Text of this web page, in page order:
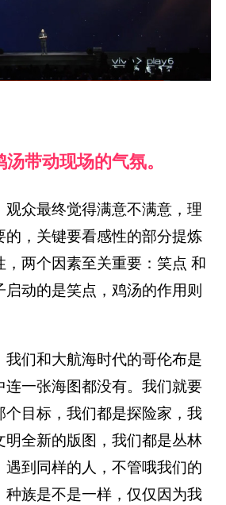
带动现场的气氛。
观众最终觉得满意不满意，理
的，关键要看感性的部分提炼
两个因素至关重要：笑点 和
启动的是笑点，鸡汤的作用则
我们和大航海时代的哥伦布是
连一张海图都没有。我们就要
个目标，我们都是探险家，我
明全新的版图，我们都是丛林
遇到同样的人，不管哦我们的
种族是不是一样，仅仅因为我